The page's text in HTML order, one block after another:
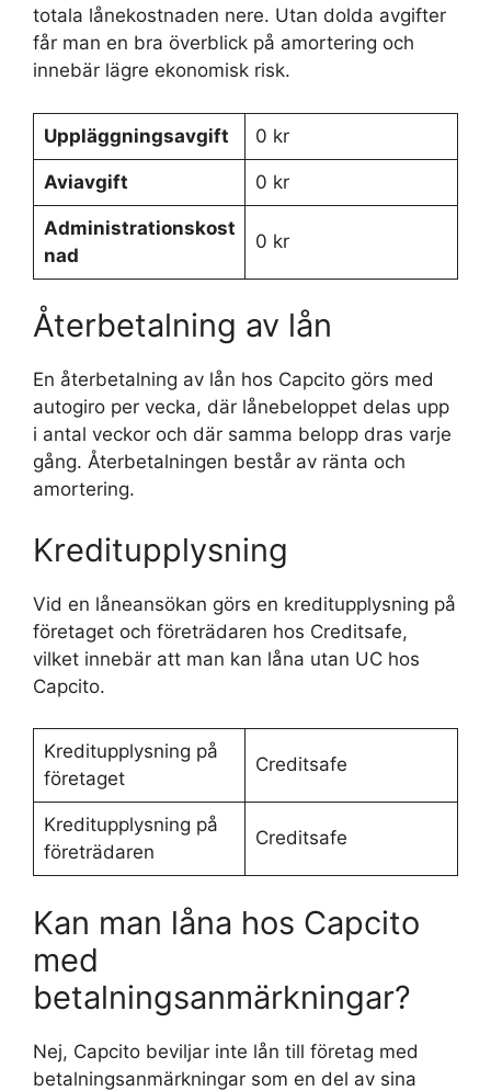
totala lånekostnaden nere. Utan dolda avgifter
får man en bra överblick på amortering och
innebär lägre ekonomisk risk.
Uppläggningsavgift 0 kr
Aviavgift 0 kr
Administrationskost
nad
0 kr
Återbetalning av lån
En återbetalning av lån hos Capcito görs med
autogiro per vecka, där lånebeloppet delas upp
i antal veckor och där samma belopp dras varje
gång. Återbetalningen består av ränta och
amortering.
Kreditupplysning
Vid en låneansökan görs en kreditupplysning på
företaget och företrädaren hos Creditsafe,
vilket innebär att man kan låna utan UC hos
Capcito.
Kreditupplysning på
företaget
Creditsafe
Kreditupplysning på
företrädaren
Creditsafe
Kan man låna hos Capcito
med
betalningsanmärkningar?
Nej, Capcito beviljar inte lån till företag med
betalningsanmärkningar som en del av sina